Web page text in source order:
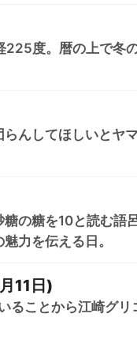
225度。暦の上で冬
んしてほしいとヤ
糖の糖を10と読む語
力を伝える日。
11日)
ることから江崎グリ